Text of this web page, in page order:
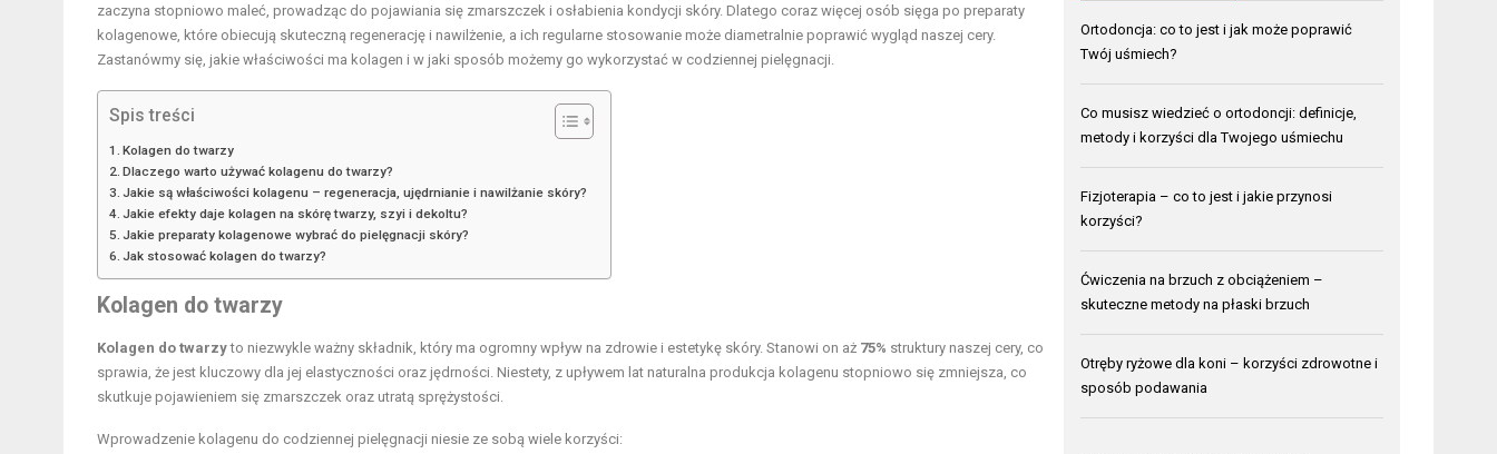
zaczyna stopniowo maleć, prowadząc do pojawiania się zmarszczek i osłabienia kondycji skóry. Dlatego coraz więcej osób sięga po preparaty
kolagenowe, które obiecują skuteczną regenerację i nawilżenie, a ich regularne stosowanie może diametralnie poprawić wygląd naszej cery.
Zastanówmy się, jakie właściwości ma kolagen i w jaki sposób możemy go wykorzystać w codziennej pielęgnacji.
Spis treści
Kolagen do twarzy
Dlaczego warto używać kolagenu do twarzy?
Jakie są właściwości kolagenu – regeneracja, ujędrnianie i nawilżanie skóry?
Jakie efekty daje kolagen na skórę twarzy, szyi i dekoltu?
Jakie preparaty kolagenowe wybrać do pielęgnacji skóry?
Jak stosować kolagen do twarzy?
Kolagen do twarzy
Kolagen do twarzyto niezwykle ważny składnik, który ma ogromny wpływ na zdrowie i estetykę skóry. Stanowi on aż 75% struktury naszej cery, co
sprawia, że jest kluczowy dla jej elastyczności oraz jędrności. Niestety, z upływem lat naturalna produkcja kolagenu stopniowo się zmniejsza, co
skutkuje pojawieniem się zmarszczek oraz utratą sprężystości.
Wprowadzenie kolagenu do codziennej pielęgnacji niesie ze sobą wiele korzyści:
Ortodoncja: co to jest i jak może poprawić
Twój uśmiech?
Co musisz wiedzieć o ortodoncji: definicje,
metody i korzyści dla Twojego uśmiechu
Fizjoterapia – co to jest i jakie przynosi
korzyści?
Ćwiczenia na brzuch z obciążeniem –
skuteczne metody na płaski brzuch
Otręby ryżowe dla koni – korzyści zdrowotne i
sposób podawania